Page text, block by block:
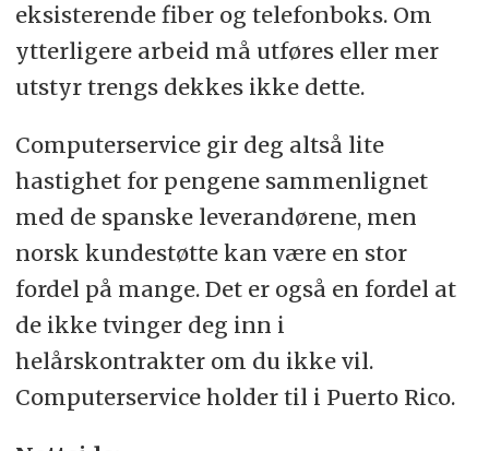
eksisterende fiber og telefonboks. Om
ytterligere arbeid må utføres eller mer
utstyr trengs dekkes ikke dette.
Computerservice gir deg altså lite
hastighet for pengene sammenlignet
med de spanske leverandørene, men
norsk kundestøtte kan være en stor
fordel på mange. Det er også en fordel at
de ikke tvinger deg inn i
helårskontrakter om du ikke vil.
Computerservice holder til i Puerto Rico.